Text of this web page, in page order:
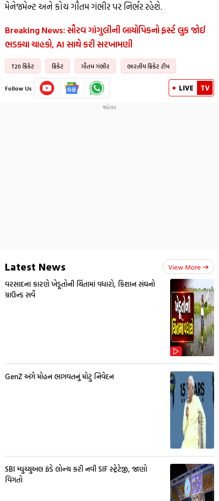
મેનેજમેન્ટ અને કોચ ગૌતમ ગંભીર પર નિર્ભર રહેશે.
Breaking News: સૌરવ ગાંગુલીની બાયોપિકનો ફર્સ્ટ લુક જોઈ
ભડક્યા ચાહકો, AI સાથે કરી સરખામણી
T20 ક્રિકેટ ક્રિકેટ ગૌતમ ગંભીર ભારતીય ક્રિકેટ ટીમ
Follow Us LIVE TV
Latest News View More
વરસાદના કારણે ખેડૂતોની ચિંતામાં વધારો, કિશાન સંઘનો
ગ્રાઉન્ડ સર્વે
GenZ અંગે મોહન ભાગવતનું મોટું નિવેદન
SBI મ્યુચ્યુઅલ ફંડે લોન્ચ કરી નવી SIF સ્ટ્રેટેજી, જાણો
વિગતો